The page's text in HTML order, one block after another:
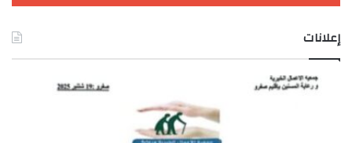
إعلانات